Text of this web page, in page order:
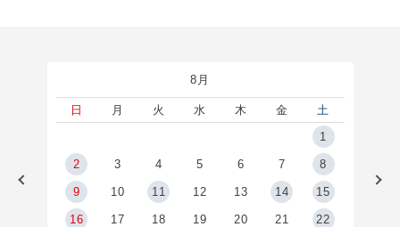
8月
日 月 火 水 木 金
土
1
2 3 4 5 6 7 8
9 10 11 12 13 14 15
16 17 18 19 20 21 22